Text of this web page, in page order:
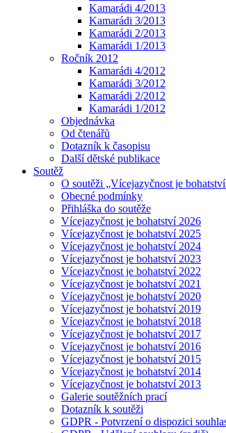
Kamarádi 4/2013
Kamarádi 3/2013
Kamarádi 2/2013
Kamarádi 1/2013
Ročník 2012
Kamarádi 4/2012
Kamarádi 3/2012
Kamarádi 2/2012
Kamarádi 1/2012
Objednávka
Od čtenářů
Dotazník k časopisu
Další dětské publikace
Soutěž
O soutěži „Vícejazyčnost je
Obecné podmínky
Přihláška do soutěže
Vícejazyčnost je bohatství 2026
Vícejazyčnost je bohatství 2025
Vícejazyčnost je bohatství 2024
Vícejazyčnost je bohatství 2023
Vícejazyčnost je bohatství 2022
Vícejazyčnost je bohatství 2021
Vícejazyčnost je bohatství 2020
Vícejazyčnost je bohatství 2019
Vícejazyčnost je bohatství 2018
Vícejazyčnost je bohatství 2017
Vícejazyčnost je bohatství 2016
Vícejazyčnost je bohatství 2015
Vícejazyčnost je bohatství 2014
Vícejazyčnost je bohatství 2013
Galerie soutěžních prací
Dotazník k soutěži
GDPR - Potvrzení o dispozici